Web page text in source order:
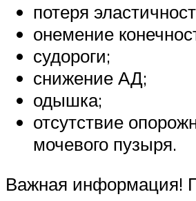
потеря
онемение
судороги;
снижение АД;
одышка;
отсутствие
мочевого пузыря.
Важная информация!